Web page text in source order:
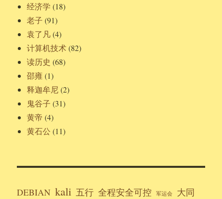
经济学 (18)
老子 (91)
袁了凡(4)
计算机技术(82)
读历史 (68)
邵雍 (1)
释迦牟尼(2)
鬼谷子 (31)
黄帝 (4)
黄石公 (11)
DEBIAN kali 五行 全程安全可控 军运会
大同